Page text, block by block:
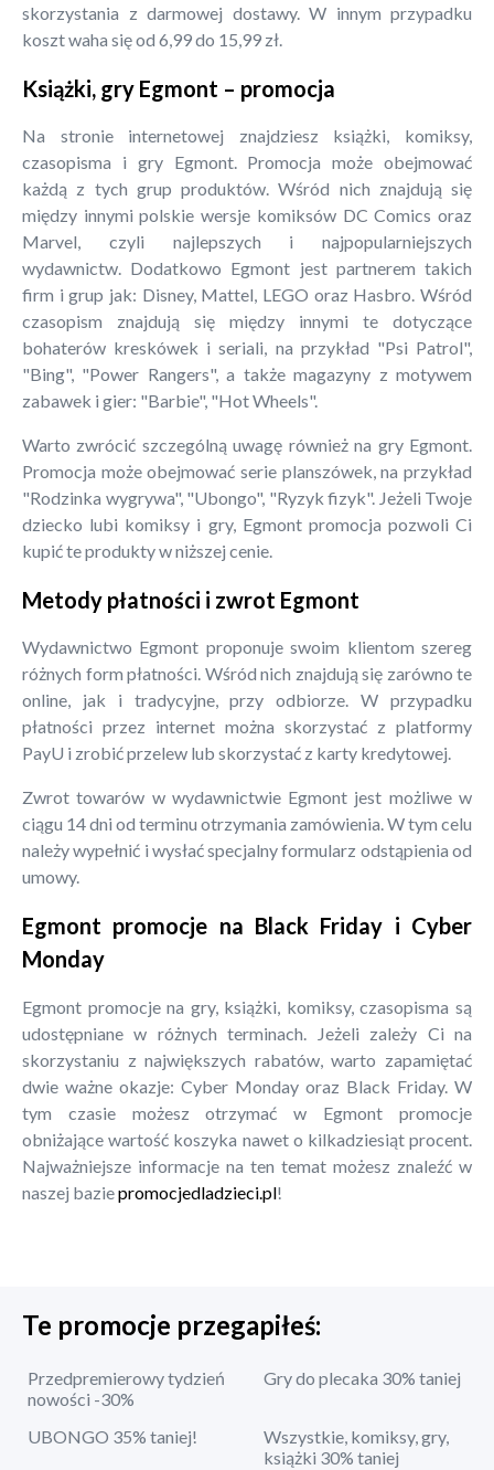
skorzystania z darmowej dostawy. W innym przypadku
koszt waha się od 6,99 do 15,99 zł.
Książki, gry Egmont – promocja
Na stronie internetowej znajdziesz książki, komiksy,
czasopisma i gry Egmont. Promocja może obejmować
każdą z tych grup produktów. Wśród nich znajdują się
między innymi polskie wersje komiksów DC Comics oraz
Marvel, czyli najlepszych i najpopularniejszych
wydawnictw. Dodatkowo Egmont jest partnerem takich
firm i grup jak: Disney, Mattel, LEGO oraz Hasbro. Wśród
czasopism znajdują się między innymi te dotyczące
bohaterów kreskówek i seriali, na przykład "Psi Patrol",
"Bing", "Power Rangers", a także magazyny z motywem
zabawek i gier: "Barbie", "Hot Wheels".
Warto zwrócić szczególną uwagę również na gry Egmont.
Promocja może obejmować serie planszówek, na przykład
"Rodzinka wygrywa", "Ubongo", "Ryzyk fizyk". Jeżeli Twoje
dziecko lubi komiksy i gry, Egmont promocja pozwoli Ci
kupić te produkty w niższej cenie.
Metody płatności i zwrot Egmont
Wydawnictwo Egmont proponuje swoim klientom szereg
różnych form płatności. Wśród nich znajdują się zarówno te
online, jak i tradycyjne, przy odbiorze. W przypadku
płatności przez internet można skorzystać z platformy
PayU i zrobić przelew lub skorzystać z karty kredytowej.
Zwrot towarów w wydawnictwie Egmont jest możliwe w
ciągu 14 dni od terminu otrzymania zamówienia. W tym celu
należy wypełnić i wysłać specjalny formularz odstąpienia od
umowy.
Egmont promocje na Black Friday i Cyber
Monday
Egmont promocje na gry, książki, komiksy, czasopisma są
udostępniane w różnych terminach. Jeżeli zależy Ci na
skorzystaniu z największych rabatów, warto zapamiętać
dwie ważne okazje: Cyber Monday oraz Black Friday. W
tym czasie możesz otrzymać w Egmont promocje
obniżające wartość koszyka nawet o kilkadziesiąt procent.
Najważniejsze informacje na ten temat możesz znaleźć w
naszej baziepromocjedladzieci.pl!
Te promocje przegapiłeś:
Przedpremierowy tydzień
nowości -30%
Gry do plecaka 30% taniej
UBONGO 35% taniej!
Wszystkie, komiksy, gry,
książki 30% taniej